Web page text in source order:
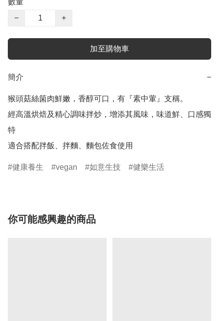
數量
−
+
加至購物車
簡介 −
猴頭菇絲箘肉鮮嫩，香醇可口，有『素中葷』支稱。
經高溫烘焙及精心調味拌炒，增添其風味，味道鮮、口感獨
特
適合搭配拌飯、拌麵、麵包佐食使用
健康養生 vegan 如意生技 健樂生活
你可能感興趣的商品